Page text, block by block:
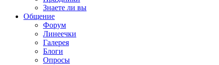
Знаете ли вы
Общение
Форум
Линеечки
Галерея
Блоги
Опросы